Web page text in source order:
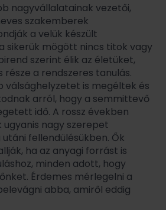
nagyvállalatainak vezetői,
szakemberek
a velük készült
sikerük mögött nincs titok vagy
szerint élik az életüket,
a rendszeres tanulás.
válsághelyzetet is megéltek és
arról, hogy a semmittevő
idő. A rossz években
nagy szerepet
fellendülésükben. Ők
ha az anyagi forrást is
minden adott, hogy
Érdemes mérlegelni a
abba, amiről eddig